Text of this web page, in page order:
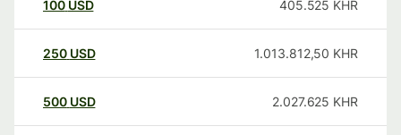
100 USD 405.525 KHR
250 USD 1.013.812,50 KHR
500 USD 2.027.625 KHR